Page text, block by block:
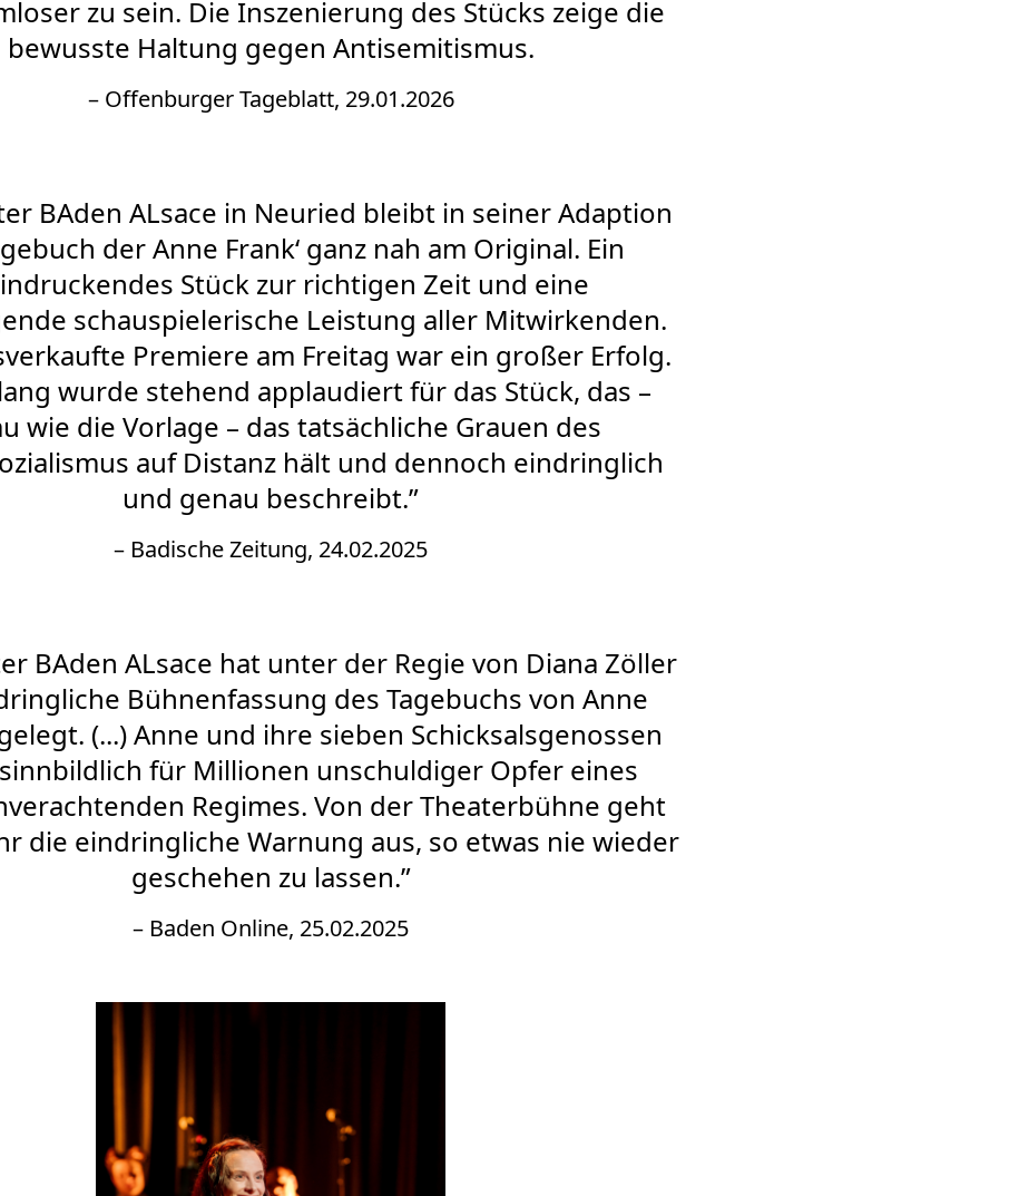
zu sein. Die Inszenierung des Stücks zeige die
bewusste Haltung gegen Antisemitismus.
– Offenburger Tageblatt, 29.01.2026
BAden ALsace in Neuried bleibt in seiner Adaption
der Anne Frank‘ ganz nah am Original. Ein
Stück zur richtigen Zeit und eine
schauspielerische Leistung aller Mitwirkenden.
Premiere am Freitag war ein großer Erfolg.
wurde stehend applaudiert für das Stück, das –
wie die Vorlage – das tatsächliche Grauen des
auf Distanz hält und dennoch eindringlich
und genau beschreibt.”
– Badische Zeitung, 24.02.2025
BAden ALsace hat unter der Regie von Diana Zöller
Bühnenfassung des Tagebuchs von Anne
(...) Anne und ihre sieben Schicksalsgenossen
für Millionen unschuldiger Opfer eines
Regimes. Von der Theaterbühne geht
die eindringliche Warnung aus, so etwas nie wieder
geschehen zu lassen.”
– Baden Online, 25.02.2025